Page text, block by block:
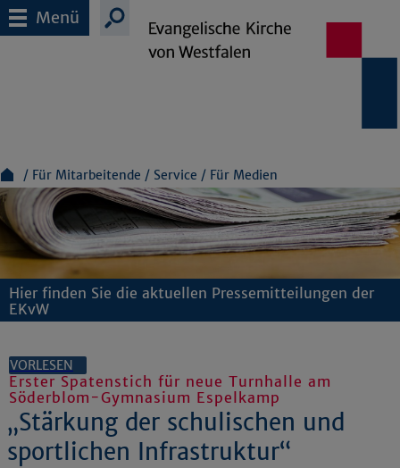
Menü
Für Mitarbeitende Service Für Medien
Hier finden Sie die aktuellen Pressemitteilungen der
EKvW
VORLESEN
Erster Spatenstich für neue Turnhalle am
Söderblom-Gymnasium Espelkamp
„Stärkung der schulischen und
sportlichen Infrastruktur“